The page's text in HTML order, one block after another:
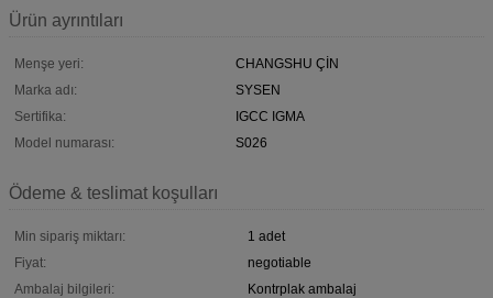
Ürün ayrıntıları
Menşe yeri:
CHANGSHU ÇİN
Marka adı:
SYSEN
Sertifika:
IGCC IGMA
Model numarası:
S026
Ödeme & teslimat koşulları
Min sipariş miktarı:
1 adet
Fiyat:
negotiable
Ambalaj bilgileri:
Kontrplak ambalaj